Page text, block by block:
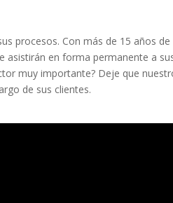
procesos. Con más de 15 años de
asistirán en forma permanente a
muy importante? Deje que
de sus clientes.